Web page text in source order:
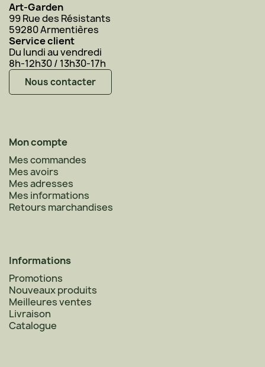
Art-Garden
99 Rue des Résistants
59280 Armentières
Service client
Du lundi au vendredi
8h-12h30 / 13h30-17h
Nous contacter
Mon compte
Mes commandes
Mes avoirs
Mes adresses
Mes informations
Retours marchandises
Informations
Promotions
Nouveaux produits
Meilleures ventes
Livraison
Catalogue